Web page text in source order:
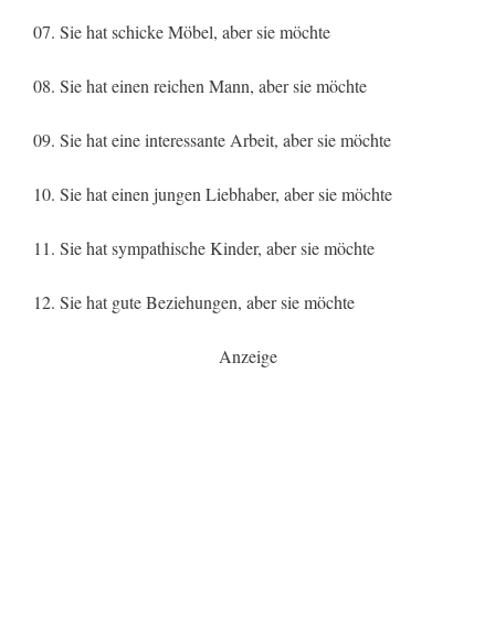
07. Sie hat schicke Möbel, aber sie möchte
08. Sie hat einen reichen Mann, aber sie möchte
09. Sie hat eine interessante Arbeit, aber sie möchte
10. Sie hat einen jungen Liebhaber, aber sie möchte
11. Sie hat sympathische Kinder, aber sie möchte
12. Sie hat gute Beziehungen, aber sie möchte
Anzeige